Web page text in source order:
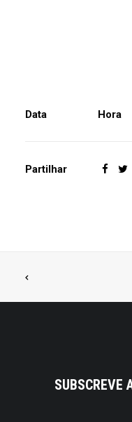
Data Hora
Partilhar
SUBSCREVE